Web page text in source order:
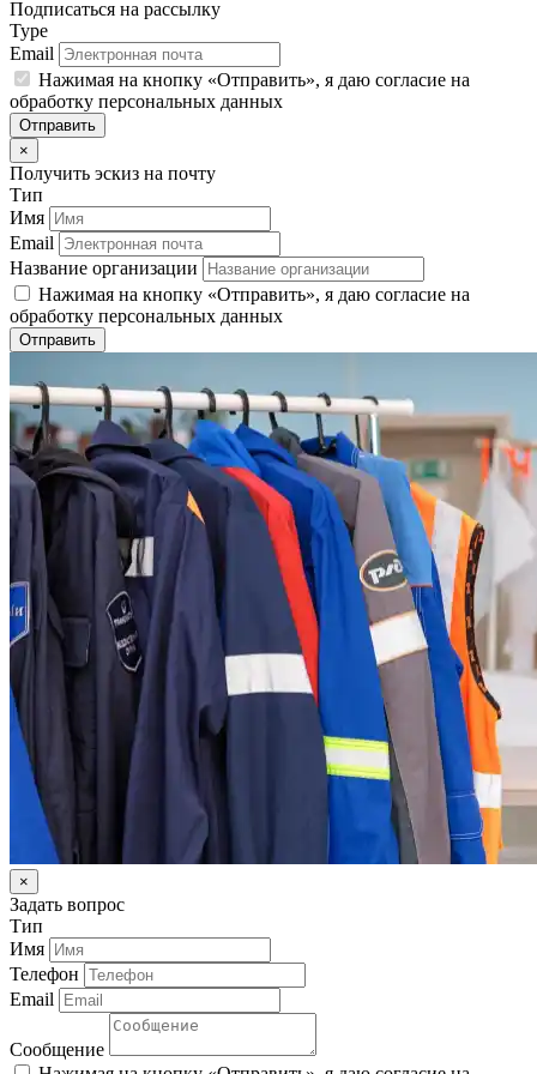
Подписаться на рассылку
Type
Email
Нажимая на кнопку «Отправить», я даю согласие на
обработку персональных данных
Отправить
×
Получить эскиз на почту
Тип
Имя
Email
Название организации
Нажимая на кнопку «Отправить», я даю согласие на
обработку персональных данных
Отправить
×
Задать вопрос
Тип
Имя
Телефон
Email
Сообщение